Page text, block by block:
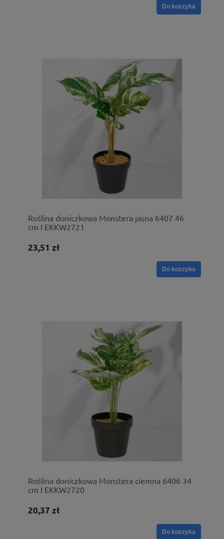
Do koszyka
Roślina doniczkowa Monstera jasna 6407 46
cm I EKKW2721
23,51 zł
Do koszyka
Roślina doniczkowa Monstera ciemna 6406 34
cm I EKKW2720
20,37 zł
Do koszyka